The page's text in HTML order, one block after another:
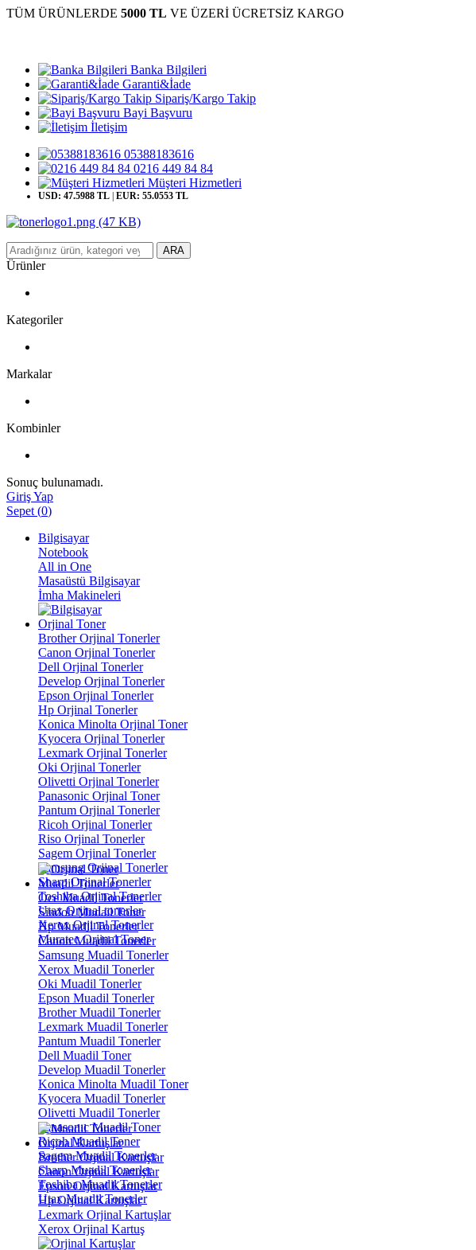
TÜM ÜRÜNLERDE 5000 TL VE ÜZERİ ÜCRETSİZ KARGO
Banka Bilgileri
Garanti&İade
Sipariş/Kargo Takip
Bayi Başvuru
İletişim
05388183616
0216 449 84 84
Müşteri Hizmetleri
USD: 47.5988 TL EUR: 55.0553 TL
ARA
Ürünler
Kategoriler
Markalar
Kombinler
Sonuç bulunamadı.
Giriş Yap
Sepet (0)
Bilgisayar
Notebook
All in One
Masaüstü Bilgisayar
İmha Makineleri
Orjinal Toner
Brother Orjinal Tonerler
Canon Orjinal Tonerler
Dell Orjinal Tonerler
Develop Orjinal Tonerler
Epson Orjinal Tonerler
Hp Orjinal Tonerler
Konica Minolta Orjinal Toner
Kyocera Orjinal Tonerler
Lexmark Orjinal Tonerler
Oki Orjinal Tonerler
Olivetti Orjinal Tonerler
Panasonic Orjinal Toner
Pantum Orjinal Tonerler
Ricoh Orjinal Tonerler
Riso Orjinal Tonerler
Sagem Orjinal Tonerler
Samsung Orjinal Tonerler
Sharp Orjinal Tonerler
Toshiba Orjinal Tonerler
Utax Orjinal tonerler
Xerox Orjinal Tonerler
Muratec Orjinal Toner
Muadil Tonerler
Oce Muadil Tonerler
Sindoh Mudail Toner
Hp Muadil Tonerler
Canon Muadil Tonerler
Samsung Muadil Tonerler
Xerox Muadil Tonerler
Oki Muadil Tonerler
Epson Muadil Tonerler
Brother Muadil Tonerler
Lexmark Muadil Tonerler
Pantum Muadil Tonerler
Dell Muadil Toner
Develop Muadil Tonerler
Konica Minolta Muadil Toner
Kyocera Muadil Tonerler
Olivetti Muadil Tonerler
Panasonıc Muadil Toner
Ricoh Muadil Toner
Sagem Muadil Tonerler
Sharp Muadil Tonerler
Toshiba Muadil Tonerler
Utax Muadil Tonerler
Orjinal Kartuşlar
Brother Orjinal Kartuşlar
Canon Orjinal Kartuşlar
Epson Orjinal Kartuşlar
Hp Orjinal Kartuşlar
Lexmark Orjinal Kartuşlar
Xerox Orjinal Kartuş